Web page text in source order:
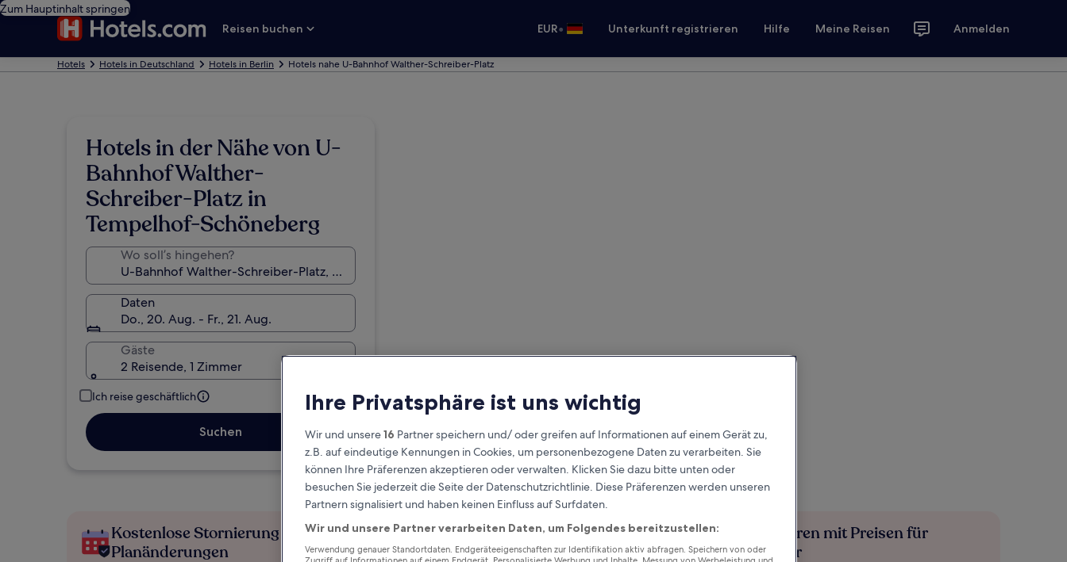
Zum Hauptinhalt springen
Reisen buchen
EUR• Unterkunft registrieren Hilfe Meine Reisen Anmelden
Hotels Hotels in Deutschland Hotels in Berlin Hotels nahe U-Bahnhof Walther-Schreiber-Platz
Hotels in der Nähe von U-
Bahnhof Walther-
Schreiber-Platz in
Tempelhof-Schöneberg
Wo soll’s hingehen?
Daten
Do., 20. Aug. - Fr., 21. Aug.
Gäste
2 Reisende, 1 Zimmer
Ich reise geschäftlich
Suchen
Kostenlose Stornierung bei
Planänderungen
Verdiene Prämien für jede
wahrgenommene Übernachtung
Mehr sparen mit Preisen für
Mitglieder
Ihre Privatsphäre ist uns wichtig
Wir und unsere16 Partner speichern und/ oder greifen auf Informationen auf einem Gerät zu,
z.B. auf eindeutige Kennungen in Cookies, um personenbezogene Daten zu verarbeiten. Sie
können Ihre Präferenzen akzeptieren oder verwalten. Klicken Sie dazu bitte unten oder
besuchen Sie jederzeit die Seite der Datenschutzrichtlinie. Diese Präferenzen werden unseren
Partnern signalisiert und haben keinen Einfluss auf Surfdaten.
Wir und unsere Partner verarbeiten Daten, um Folgendes bereitzustellen:
Verwendung genauer Standortdaten. Endgeräteeigenschaften zur Identifikation aktiv abfragen. Speichern von oder